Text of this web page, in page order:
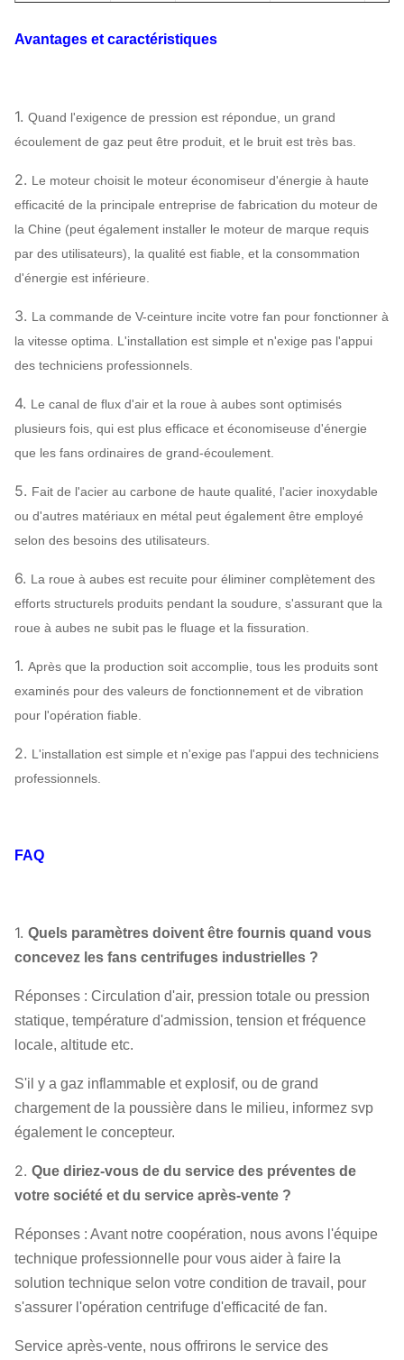
4-14
ventilateur
4.5A 1450 | 2900 460 | 2657
5A 1450 | 2900 578 | 3314
Avantages et caractéristiques
1. Quand l'exigence de pression est répondue, un grand
écoulement de gaz peut être produit, et le bruit est très bas.
2. Le moteur choisit le moteur économiseur d'énergie à haute
efficacité de la principale entreprise de fabrication du moteur de
la Chine (peut également installer le moteur de marque requis
par des utilisateurs), la qualité est fiable, et la consommation
d'énergie est inférieure.
3. La commande de V-ceinture incite votre fan pour fonctionner à
la vitesse optima. L'installation est simple et n'exige pas l'appui
des techniciens professionnels.
4. Le canal de flux d'air et la roue à aubes sont optimisés
plusieurs fois, qui est plus efficace et économiseuse d'énergie
que les fans ordinaires de grand-écoulement.
5. Fait de l'acier au carbone de haute qualité, l'acier inoxydable
ou d'autres matériaux en métal peut également être employé
selon des besoins des utilisateurs.
6. La roue à aubes est recuite pour éliminer complètement des
efforts structurels produits pendant la soudure, s'assurant que la
roue à aubes ne subit pas le fluage et la fissuration.
1. Après que la production soit accomplie, tous les produits sont
examinés pour des valeurs de fonctionnement et de vibration
pour l'opération fiable.
2. L'installation est simple et n'exige pas l'appui des techniciens
professionnels.
FAQ
1. Quels paramètres doivent être fournis quand vous
concevez les fans centrifuges industrielles ?
Réponses : Circulation d'air, pression totale ou pression
statique, température d'admission, tension et fréquence
locale, altitude etc.
S'il y a gaz inflammable et explosif, ou de grand
chargement de la poussière dans le milieu, informez svp
également le concepteur.
2. Que diriez-vous de du service des préventes de
votre société et du service après-vente ?
Réponses : Avant notre coopération, nous avons l'équipe
technique professionnelle pour vous aider à faire la
solution technique selon votre condition de travail, pour
s'assurer l'opération centrifuge d'efficacité de fan.
Service après-vente, nous offrirons le service des